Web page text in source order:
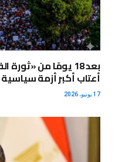
بعد 18 يومًا من
أعتاب أكبر أزمة
17 يونيو، 2026